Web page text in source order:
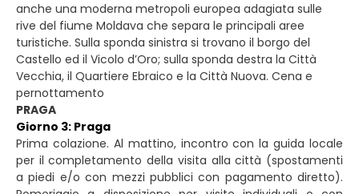
anche una moderna metropoli europea adagiata sulle
rive del fiume Moldava che separa le principali aree
turistiche. Sulla sponda sinistra si trovano il borgo del
Castello ed il Vicolo d’Oro; sulla sponda destra la Città
Vecchia, il Quartiere Ebraico e la Città Nuova. Cena e
pernottamento
PRAGA
Giorno 3: Praga
Prima colazione. Al mattino, incontro con la guida locale
per il completamento della visita alla città (spostamenti
a piedi e/o con mezzi pubblici con pagamento diretto).